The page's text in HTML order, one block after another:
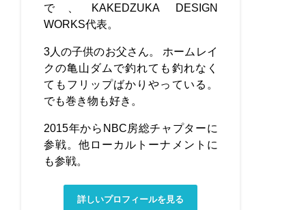
で、KAKEDZUKA DESIGN
WORKS代表。
3人の子供のお父さん。 ホームレイ
クの亀山ダムで釣れても釣れなく
てもフリップばかりやっている。
でも巻き物も好き。
2015年からNBC房総チャプターに
参戦。他ローカルトーナメントに
も参戦。
詳しいプロフィールを見る